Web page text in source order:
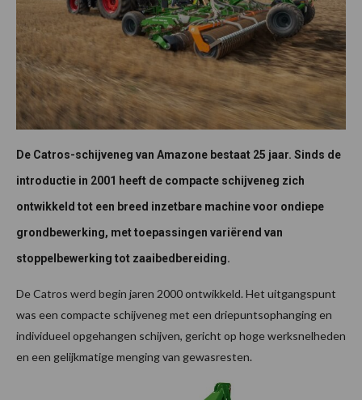
De Catros-schijveneg van Amazone bestaat 25 jaar. Sinds de
introductie in 2001 heeft de compacte schijveneg zich
ontwikkeld tot een breed inzetbare machine voor ondiepe
grondbewerking, met toepassingen variërend van
stoppelbewerking tot zaaibedbereiding.
De Catros werd begin jaren 2000 ontwikkeld. Het uitgangspunt
was een compacte schijveneg met een driepuntsophanging en
individueel opgehangen schijven, gericht op hoge werksnelheden
en een gelijkmatige menging van gewasresten.